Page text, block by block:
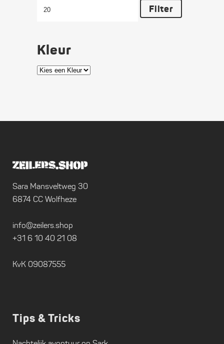
Filter
Kleur
Sara Mansveltweg 30
6874 CC Wolfheze
info@zeilers.shop
+31 6 10 40 21 08
KvK 09087555
Tips & Tricks